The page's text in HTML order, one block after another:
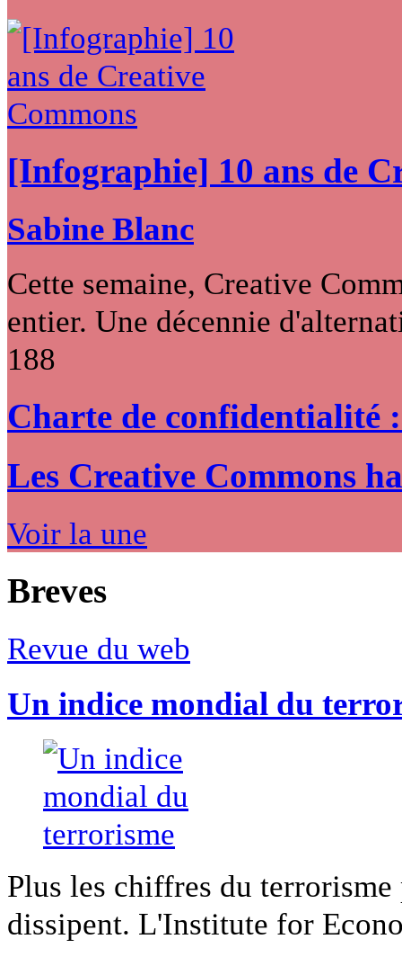
[Infographie] 10 ans de
Sabine Blanc
Cette semaine, Creative
entier. Une décennie
188
Charte de confidentialité
Les Creative Commons
Voir la une
Breves
Revue du web
Un indice mondial du
Plus les chiffres du
dissipent. L'Institute for